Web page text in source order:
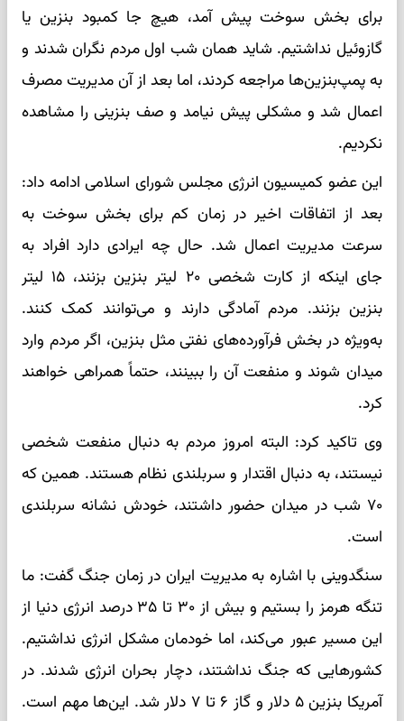
برای بخش سوخت پیش آمد، هیچ جا کمبود بنزین یا
گازوئیل نداشتیم. شاید همان شب اول مردم نگران شدند و
به پمپ‌بنزین‌ها مراجعه کردند، اما بعد از آن مدیریت مصرف
اعمال شد و مشکلی پیش نیامد و صف بنزینی را مشاهده
نکردیم.
این عضو کمیسیون انرژی مجلس شورای اسلامی ادامه داد:
بعد از اتفاقات اخیر در زمان کم برای بخش سوخت به
سرعت مدیریت اعمال شد. حال چه ایرادی دارد افراد به
جای اینکه از کارت شخصی ۲۰ لیتر بنزین بزنند، ۱۵ لیتر
بنزین بزنند. مردم آمادگی دارند و می‌توانند کمک کنند.
به‌ویژه در بخش فرآورده‌های نفتی مثل بنزین، اگر مردم وارد
میدان شوند و منفعت آن را ببینند، حتماً همراهی خواهند
کرد.
وی تاکید کرد: البته امروز مردم به دنبال منفعت شخصی
نیستند، به دنبال اقتدار و سربلندی نظام هستند. همین که
۷۰ شب در میدان حضور داشتند، خودش نشانه سربلندی
است.
سنگدوینی با اشاره به مدیریت ایران در زمان جنگ گفت: ما
تنگه هرمز را بستیم و بیش از ۳۰ تا ۳۵ درصد انرژی دنیا از
این مسیر عبور می‌کند، اما خودمان مشکل انرژی نداشتیم.
کشورهایی که جنگ نداشتند، دچار بحران انرژی شدند. در
آمریکا بنزین ۵ دلار و گاز ۶ تا ۷ دلار شد. این‌ها مهم است.